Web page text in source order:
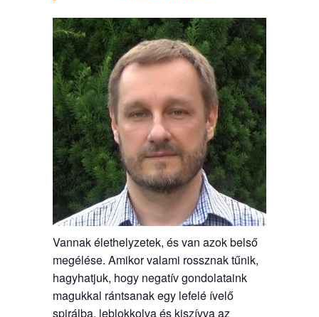
Vannak élethelyzetek, és van azok belső
megélése. Amikor valami rossznak tűnik,
hagyhatjuk, hogy negatív gondolataink
magukkal rántsanak egy lefelé ívelő
spirálba, leblokkolva és kiszívva az